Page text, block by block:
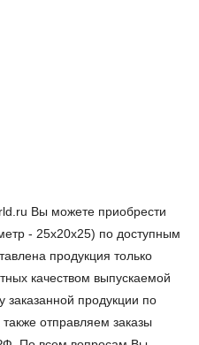
Вы можете приобрести
- 25х20х25) по доступным
продукция только
качеством выпускаемой
заказанной продукции по
отправляем заказы